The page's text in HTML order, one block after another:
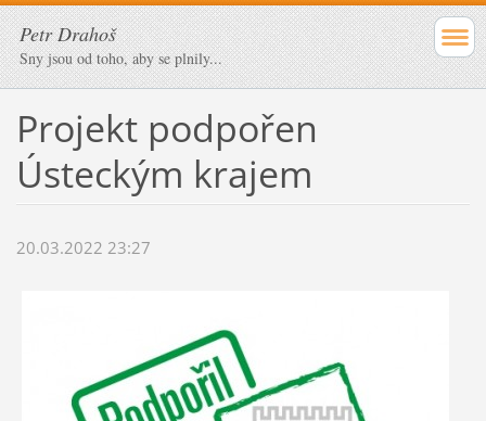
Petr Drahoš
Sny jsou od toho, aby se plnily...
Projekt podpořen
Ústeckým krajem
20.03.2022 23:27